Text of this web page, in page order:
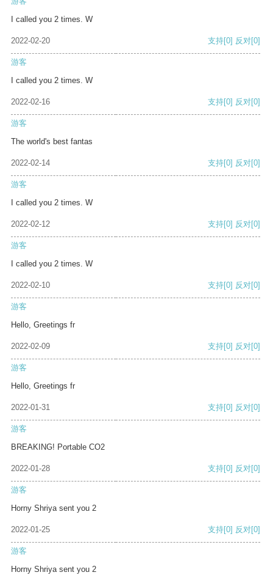
I called you 2 times. W
2022-02-20 支持[0] 反对[0]
游客
I called you 2 times. W
2022-02-16 支持[0] 反对[0]
游客
The world's best fantas
2022-02-14 支持[0] 反对[0]
游客
I called you 2 times. W
2022-02-12 支持[0] 反对[0]
游客
I called you 2 times. W
2022-02-10 支持[0] 反对[0]
游客
Hello, Greetings fr
2022-02-09 支持[0] 反对[0]
游客
Hello, Greetings fr
2022-01-31 支持[0] 反对[0]
游客
BREAKING! Portable CO2
2022-01-28 支持[0] 反对[0]
游客
Horny Shriya sent you 2
2022-01-25 支持[0] 反对[0]
游客
Horny Shriya sent you 2